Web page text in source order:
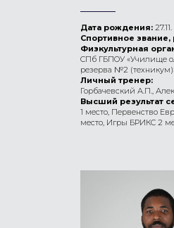
Дата рождения:
Спортивное звание,
Физкультурная
СПб ГБПОУ «Училище
резерва №2
Личный тренер:
Горбачевский А.П.,
Высший результат
1 место, Первенство
место, Игры БРИКС 2